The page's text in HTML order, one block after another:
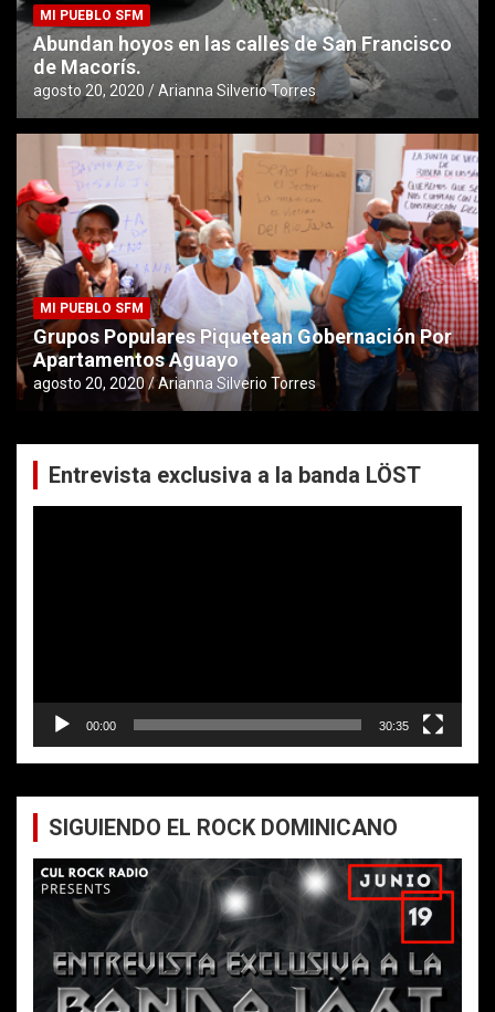
MI PUEBLO SFM
Abundan hoyos en las calles de San Francisco
de Macorís.
agosto 20, 2020 Arianna Silverio Torres
MI PUEBLO SFM
Grupos Populares Piquetean Gobernación Por
Apartamentos Aguayo
agosto 20, 2020 Arianna Silverio Torres
Entrevista exclusiva a la banda LÖST
00:00 30:35
SIGUIENDO EL ROCK DOMINICANO